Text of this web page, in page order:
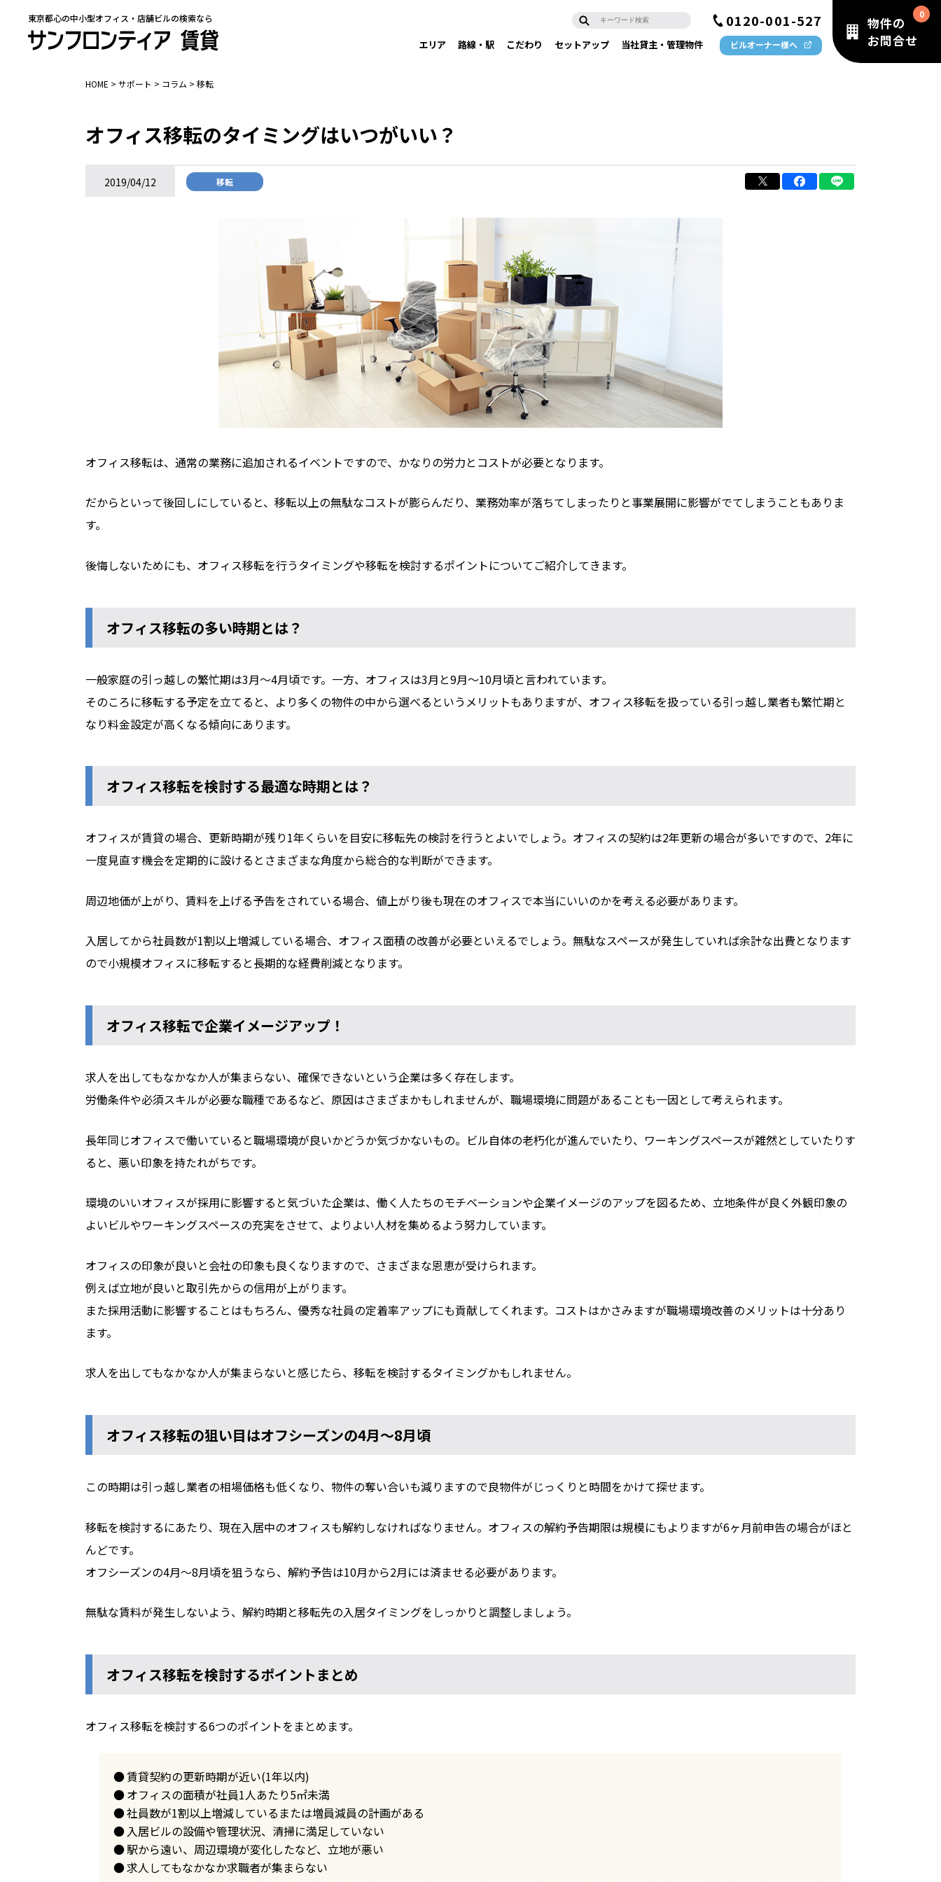
東京都心の中小型オフィス・店舗ビルの検索なら 0120-001-527
エリア 路線・駅 こだわり セットアップ 当社貸主・管理物件 ビルオーナー様へ
物件の
お問合せ
HOME > サポート > コラム > 移転
オフィス移転のタイミングはいつがいい？
2019/04/12 移転
オフィス移転は、通常の業務に追加されるイベントですので、かなりの労力とコストが必要となります。
だからといって後回しにしていると、移転以上の無駄なコストが膨らんだり、業務効率が落ちてしまったりと事業展開に影響がでてしまうこともありま
す。
後悔しないためにも、オフィス移転を行うタイミングや移転を検討するポイントについてご紹介してきます。
オフィス移転の多い時期とは？
一般家庭の引っ越しの繁忙期は3月～4月頃です。一方、オフィスは3月と9月～10月頃と言われています。
そのころに移転する予定を立てると、より多くの物件の中から選べるというメリットもありますが、オフィス移転を扱っている引っ越し業者も繁忙期と
なり料金設定が高くなる傾向にあります。
オフィス移転を検討する最適な時期とは？
オフィスが賃貸の場合、更新時期が残り1年くらいを目安に移転先の検討を行うとよいでしょう。オフィスの契約は2年更新の場合が多いですので、2年に
一度見直す機会を定期的に設けるとさまざまな角度から総合的な判断ができます。
周辺地価が上がり、賃料を上げる予告をされている場合、値上がり後も現在のオフィスで本当にいいのかを考える必要があります。
入居してから社員数が1割以上増減している場合、オフィス面積の改善が必要といえるでしょう。無駄なスペースが発生していれば余計な出費となります
ので小規模オフィスに移転すると長期的な経費削減となります。
オフィス移転で企業イメージアップ！
求人を出してもなかなか人が集まらない、確保できないという企業は多く存在します。
労働条件や必須スキルが必要な職種であるなど、原因はさまざまかもしれませんが、職場環境に問題があることも一因として考えられます。
長年同じオフィスで働いていると職場環境が良いかどうか気づかないもの。ビル自体の老朽化が進んでいたり、ワーキングスペースが雑然としていたりす
ると、悪い印象を持たれがちです。
環境のいいオフィスが採用に影響すると気づいた企業は、働く人たちのモチベーションや企業イメージのアップを図るため、立地条件が良く外観印象の
よいビルやワーキングスペースの充実をさせて、よりよい人材を集めるよう努力しています。
オフィスの印象が良いと会社の印象も良くなりますので、さまざまな恩恵が受けられます。
例えば立地が良いと取引先からの信用が上がります。
また採用活動に影響することはもちろん、優秀な社員の定着率アップにも貢献してくれます。コストはかさみますが職場環境改善のメリットは十分あり
ます。
求人を出してもなかなか人が集まらないと感じたら、移転を検討するタイミングかもしれません。
オフィス移転の狙い目はオフシーズンの4月～8月頃
この時期は引っ越し業者の相場価格も低くなり、物件の奪い合いも減りますので良物件がじっくりと時間をかけて探せます。
移転を検討するにあたり、現在入居中のオフィスも解約しなければなりません。オフィスの解約予告期限は規模にもよりますが6ヶ月前申告の場合がほと
んどです。
オフシーズンの4月～8月頃を狙うなら、解約予告は10月から2月には済ませる必要があります。
無駄な賃料が発生しないよう、解約時期と移転先の入居タイミングをしっかりと調整しましょう。
オフィス移転を検討するポイントまとめ
オフィス移転を検討する6つのポイントをまとめます。
賃貸契約の更新時期が近い(1年以内)
オフィスの面積が社員1人あたり5㎡未満
社員数が1割以上増減しているまたは増員減員の計画がある
入居ビルの設備や管理状況、清掃に満足していない
駅から遠い、周辺環境が変化したなど、立地が悪い
求人してもなかなか求職者が集まらない